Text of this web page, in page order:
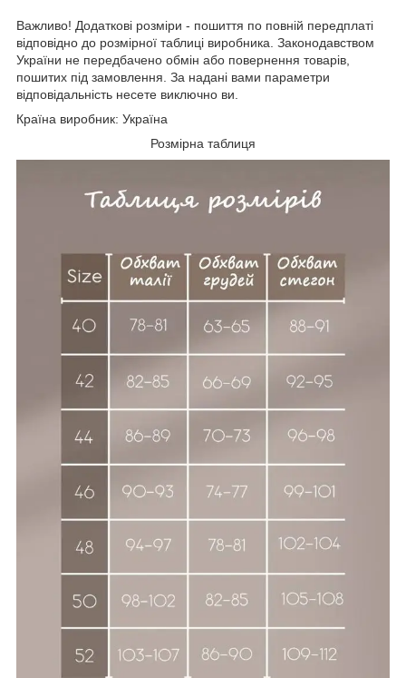
Важливо! Додаткові розміри - пошиття по повній передплаті
відповідно до розмірної таблиці виробника. Законодавством
України не передбачено обмін або повернення товарів,
пошитих під замовлення. За надані вами параметри
відповідальність несете виключно ви.
Країна виробник: Україна
Розмірна таблиця